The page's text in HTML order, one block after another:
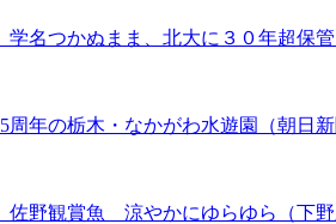
名つかぬまま、北大に３０年超保管
年の栃木・なかがわ水遊園（朝日新
野観賞魚 涼やかにゆらゆら（下野